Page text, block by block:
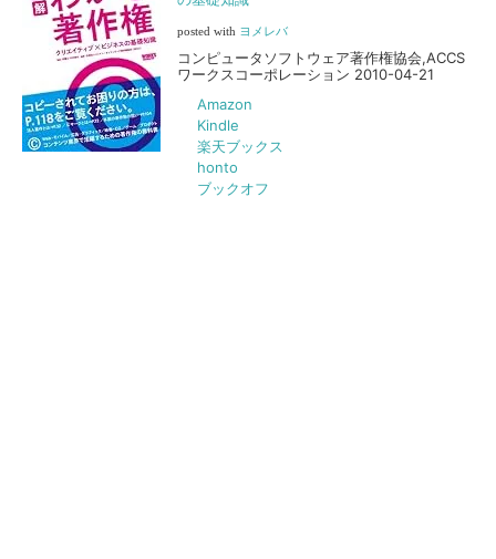
posted with ヨメレバ
コンピュータソフトウェア著作権協会,ACCS
ワークスコーポレーション 2010-04-21
Amazon
Kindle
楽天ブックス
honto
ブックオフ